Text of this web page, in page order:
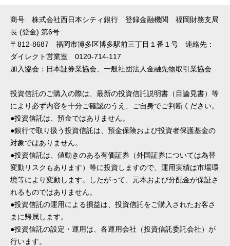
商号 株式会社西日本シティ銀行 登録金融機関 福岡財務支局
長 (登金) 第6号
〒812-8687 福岡市博多区博多駅前三丁目１番１号 連絡先：
ダイレクト営業室 0120-714-117
加入協会：日本証券業協会、一般社団法人金融先物取引業協会
投資信託のご購入の際は、最新の投資信託説明書（目論見書）等
により必ず内容を十分ご確認のうえ、ご自身でご判断ください。
●投資信託は、預金ではありません。
●銀行で取り扱う投資信託は、預金保険および投資者保護基金の
対象ではありません。
●投資信託は、値動きのある有価証券（外国証券については為替
変動リスクもあります）等に投資しますので、運用実績は市場環
境等により変動します。したがって、元本および分配金が保証さ
れるものではありません。
●投資信託の運用による損益は、投資信託をご購入されたお客さ
まに帰属します。
●投資信託の設定・運用は、各運用会社（投資信託委託会社）が
行います。